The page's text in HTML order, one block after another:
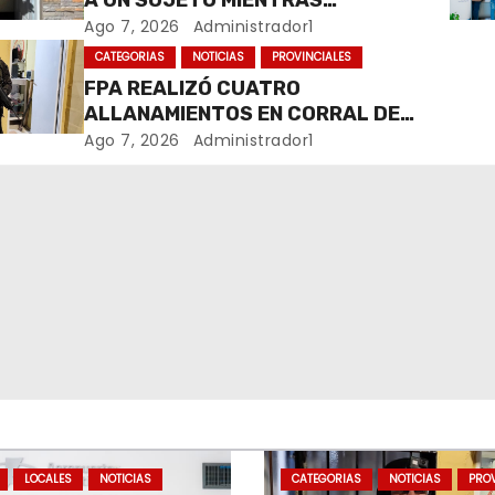
COMERCIALIZABA COCAÍNA Y
MARIHUANA EN UNA PLAZA
Ago 7, 2026 Administrador1
CATEGORIAS NOTICIAS PROVINCIALES
FPA REALIZÓ CUATRO
ALLANAMIENTOS EN CORRAL DE
BUSTOS-IFFLINGER
Ago 7, 2026 Administrador1
LOCALES NOTICIAS CATEGORIAS NOTICIAS